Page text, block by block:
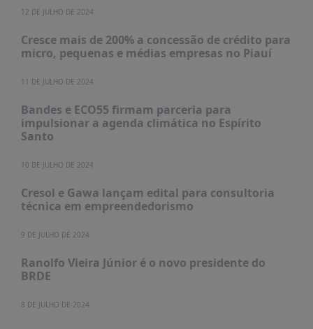
REVISTA
RUMOS
LIVROS
ESTUDOS
NOTÍCIAS
ABDE-
PRÊMIO
DE
SABER
12 DE JULHO DE 2024
Cresce mais de 200% a concessão de crédito para
micro, pequenas e médias empresas no Piauí
11 DE JULHO DE 2024
Bandes e ECO55 firmam parceria para
impulsionar a agenda climática no Espírito
Santo
10 DE JULHO DE 2024
Cresol e Gawa lançam edital para consultoria
técnica em empreendedorismo
9 DE JULHO DE 2024
Ranolfo Vieira Júnior é o novo presidente do
BRDE
8 DE JULHO DE 2024